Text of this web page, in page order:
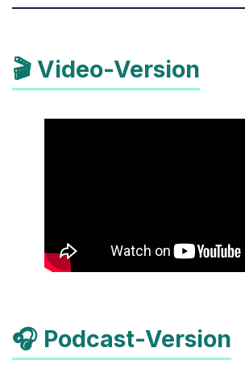
🎬 Video-Version
🎧 Podcast-Version